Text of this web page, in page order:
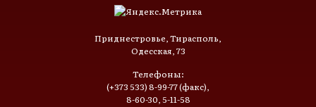
Приднестровье, Тирасполь,
Одесская, 73
Телефоны:
(+373 533) 8-99-77 (факс),
8-60-30, 5-11-58